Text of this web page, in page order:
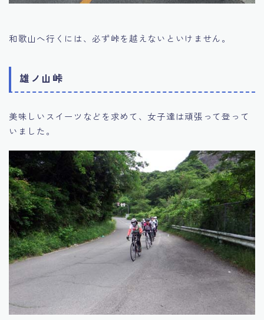
和歌山へ行くには、必ず峠を越えないといけません。
雄ノ山峠
美味しいスイーツなどを求めて、女子達は頑張って登って
いました。